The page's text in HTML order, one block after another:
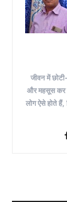
जीवन में
और महसूस कर
लोग ऐसे होते हैं,